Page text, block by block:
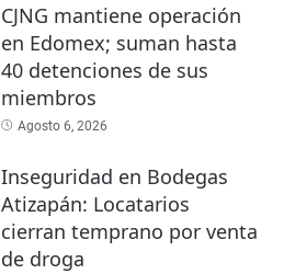
CJNG mantiene operación
en Edomex; suman hasta
40 detenciones de sus
miembros
Agosto 6, 2026
Inseguridad en Bodegas
Atizapán: Locatarios
cierran temprano por venta
de droga